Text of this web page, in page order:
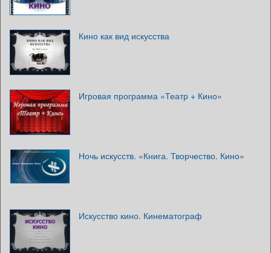
Кино как вид искусства
Игровая программа «Театр + Кино»
Ночь искусств. «Книга. Творчество. Кино»
Искусство кино. Кинематограф